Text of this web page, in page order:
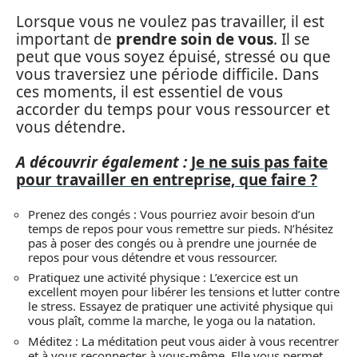
Lorsque vous ne voulez pas travailler, il est
important de prendre soin de vous. Il se
peut que vous soyez épuisé, stressé ou que
vous traversiez une période difficile. Dans
ces moments, il est essentiel de vous
accorder du temps pour vous ressourcer et
vous détendre.
A découvrir également : Je ne suis pas faite
pour travailler en entreprise, que faire ?
Prenez des congés : Vous pourriez avoir besoin d’un
temps de repos pour vous remettre sur pieds. N’hésitez
pas à poser des congés ou à prendre une journée de
repos pour vous détendre et vous ressourcer.
Pratiquez une activité physique : L’exercice est un
excellent moyen pour libérer les tensions et lutter contre
le stress. Essayez de pratiquer une activité physique qui
vous plaît, comme la marche, le yoga ou la natation.
Méditez : La méditation peut vous aider à vous recentrer